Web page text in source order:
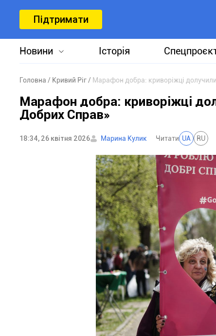
Підтримати
Новини Історія
Головна Кривий Ріг Марафон добра: криворіжці
Марафон добра: криворіжці
Добрих Справ»
18:34, 26 квітня 2026 Марина Кулик Читати UA RU